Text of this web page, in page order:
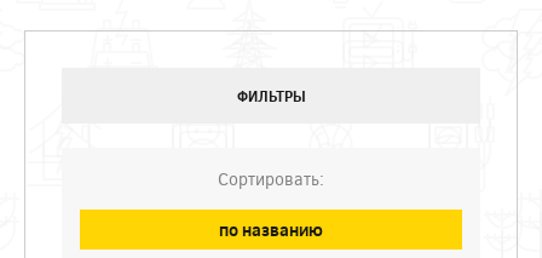
ФИЛЬТРЫ
Сортировать:
по названию